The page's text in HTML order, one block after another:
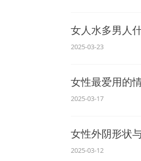
女人水多男人
2025-03-23
女性最爱用的
2025-03-17
女性外阴形状
2025-03-12